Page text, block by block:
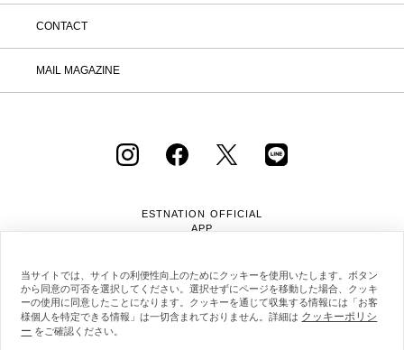
CONTACT
MAIL MAGAZINE
ESTNATION OFFICIAL
APP
会社概要
当サイトでは、サイトの利便性向上のためにクッキーを使用いたします。ボタン
から同意の可否を選択してください。選択せずにページを移動した場合、クッキ
ーの使用に同意したことになります。クッキーを通じて収集する情報には「お客
様個人を特定できる情報」は一切含まれておりません。詳細は クッキーポリシ
ー をご確認ください。